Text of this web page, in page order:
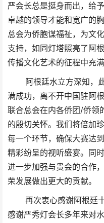
严会长总是挺身而出，给
卓越的领导才能和宽广的
总会为侨胞谋福祉，为文
支持，如同灯塔照亮了阿
传播文化艺术的征程中充满
阿根廷水立方深知，此
满成功，离不开中国驻阿
联合总会在内各侨团/侨领
的殷切关怀。我们将倍加
每一个环节，确保大赛达
精彩纷呈的视听盛宴。同
进一步加强与贵会的合作
荣发展做出更大的贡献。
再次衷心感谢阿根廷十
感谢严秀灯会长多年来对